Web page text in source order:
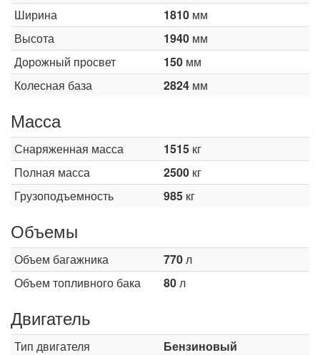
Ширина
1810 мм
Высота
1940 мм
Дорожный просвет
150 мм
Колесная база
2824 мм
Масса
Снаряженная масса 1515 кг
Полная масса
2500 кг
Грузоподъемность
985 кг
Объемы
Объем багажника 770л
Объем топливного бака
80л
Двигатель
Тип двигателя
Бензиновый